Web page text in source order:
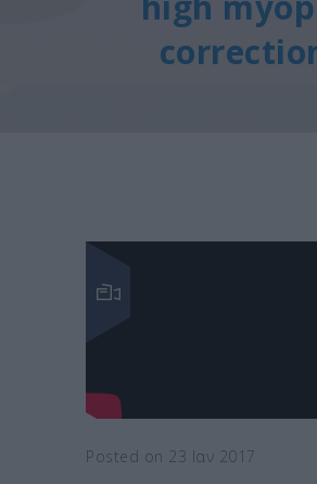
Posted on 23 Ιαν 2017